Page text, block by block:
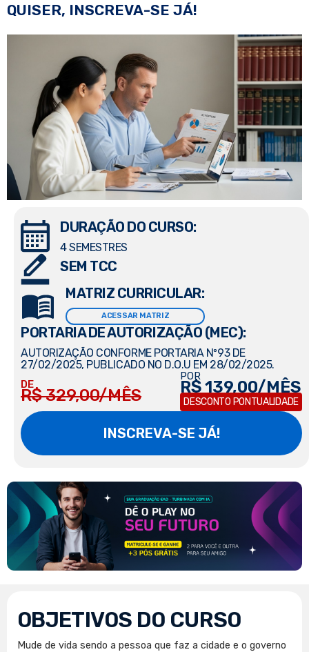
QUISER, INSCREVA-SE JÁ!
DURAÇÃO DO CURSO:
4 SEMESTRES
SEM TCC
MATRIZ CURRICULAR:
ACESSAR MATRIZ
PORTARIA DE AUTORIZAÇÃO (MEC):
AUTORIZAÇÃO CONFORME PORTARIA Nº93 DE
27/02/2025, PUBLICADO NO D.O.U EM 28/02/2025.
DE
R$ 329,00/MÊS
POR
R$ 139,00/MÊS
DESCONTO PONTUALIDADE
INSCREVA-SE JÁ!
OBJETIVOS DO CURSO
Mude de vida sendo a pessoa que faz a cidade e o governo